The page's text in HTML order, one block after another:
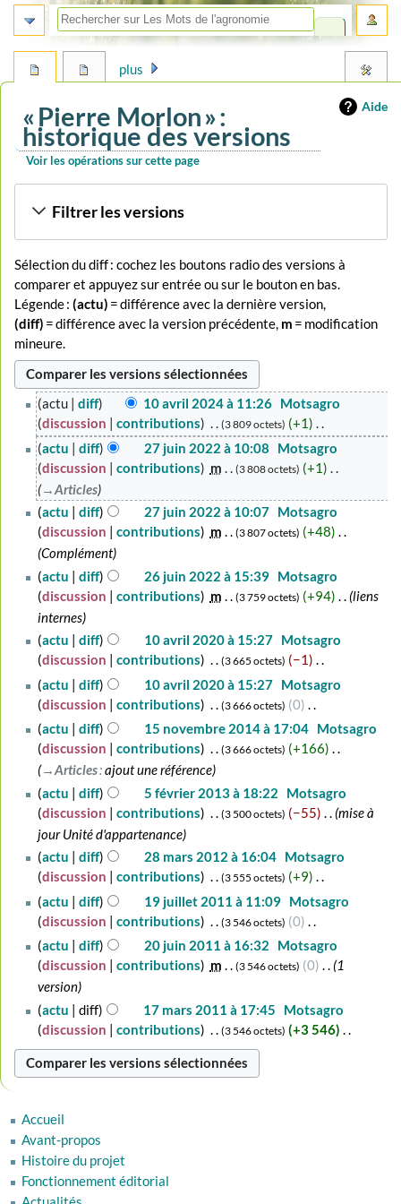
Aide
« Pierre Morlon » :
historique des versions
Voir les opérations sur cette page
Filtrer les versions
Sélection du diff : cochez les boutons radio des versions à
comparer et appuyez sur entrée ou sur le bouton en bas.
Légende :(actu) = différence avec la dernière version,
(diff) = différence avec la version précédente, m = modification
mineure.
10
avril
2024
actu diff 10 avril 2024 à 11:26‎ Motsagro
discussion
contributions 3 809 octets +1
A
u
c
u
n
r
é
s
u
m
é
d
e
s
m
o
d
i
f
i
c
a
t
i
o
n
s
27
juin
2022
actu diff 27 juin 2022 à 10:08
Motsagro
discussion
contributions m 3 808 octets +1
→‎Articles
actu
diff 27 juin 2022 à 10:07‎ Motsagro
discussion
contributions m 3 807 octets +48
Complément
26
juin
2022
actu diff 26 juin 2022 à 15:39‎ Motsagro
discussion
contributions m 3 759 octets +94
liens
internes
10
avril
2020
actu diff 10 avril 2020 à 15:27‎ Motsagro
discussion
contributions 3 665 octets −1
A
u
c
u
n
r
é
s
u
m
é
d
e
s
m
o
d
i
f
i
c
t
o
actu diff 10 avril 2020 à 15:27‎ Motsagro
discussion
contributions 3 666 octets 0
A
u
c
u
n
r
é
s
u
m
é
d
e
s
m
o
d
i
f
c
a
t
i
o
15
novembre
2014
actu diff 15 novembre 2014 à 17:04‎ Motsagro
discussion
contributions 3 666 octets +166
→‎Articles:ajout une référence
février
2013
actu diff 5 février 2013 à 18:22
Motsagro
discussion
contributions 3 500 octets −55
mise à
jour Unité d'appartenance
28
mars
2012
actu diff 28 mars 2012 à 16:04‎ Motsagro
discussion
contributions 3 555 octets +9
A
u
c
u
n
r
é
s
u
m
d
19
juillet
2011
actu diff 19 juillet 2011 à 11:09‎ Motsagro
discussion
contributions 3 546 octets 0
A
u
c
u
n
r
é
s
m
é
d
e
s
20
juin
2011
actu diff 20 juin 2011 à 16:32
Motsagro
discussion
contributions m 3 546 octets 0
1
version
17
mars
2011
actu diff 17 mars 2011 à 17:45
Motsagro
discussion
contributions 3 546 octets +3 546
A
u
n
r
é
s
plus
Accueil
Avant-propos
Histoire du projet
Fonctionnement éditorial